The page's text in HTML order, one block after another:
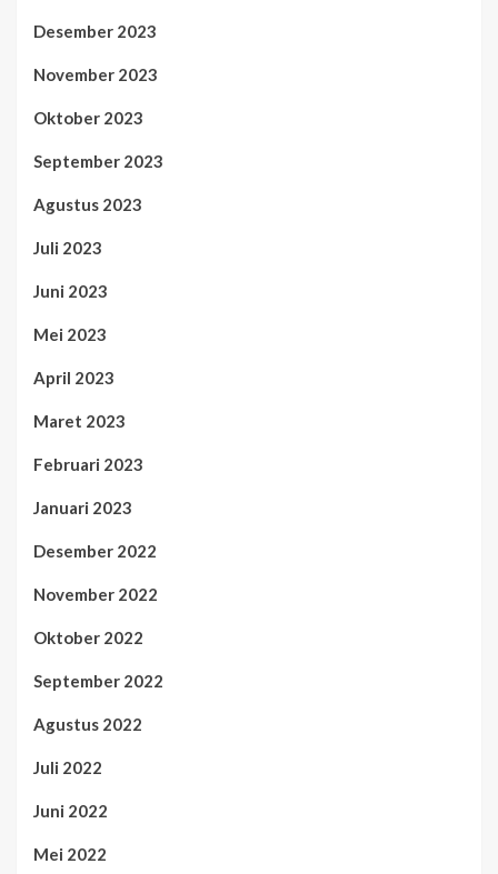
Desember 2023
November 2023
Oktober 2023
September 2023
Agustus 2023
Juli 2023
Juni 2023
Mei 2023
April 2023
Maret 2023
Februari 2023
Januari 2023
Desember 2022
November 2022
Oktober 2022
September 2022
Agustus 2022
Juli 2022
Juni 2022
Mei 2022